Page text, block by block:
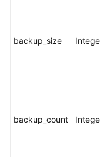
频
下
backup_size
backup_count